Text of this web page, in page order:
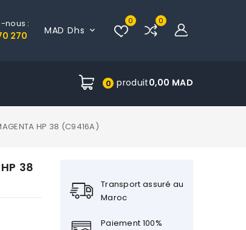
0
0
MAD Dhs 
nous :
270
0 produit0,00 MAD
HP 38 (C9416A)
38
Transport assuré au
Maroc
Paiement 100%